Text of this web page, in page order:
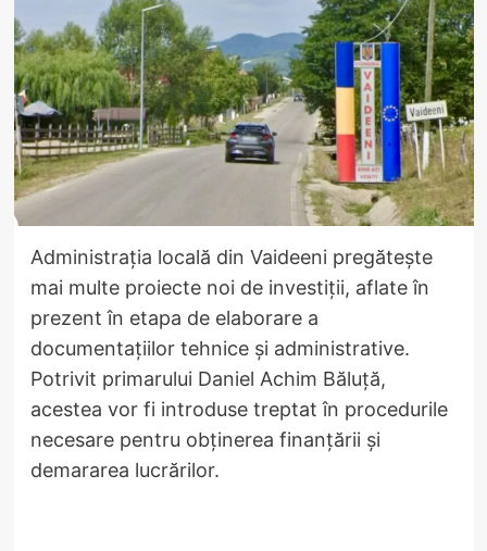
Administrația locală din Vaideeni pregătește
mai multe proiecte noi de investiții, aflate în
prezent în etapa de elaborare a
documentațiilor tehnice și administrative.
Potrivit primarului Daniel Achim Băluță,
acestea vor fi introduse treptat în procedurile
necesare pentru obținerea finanțării și
demararea lucrărilor.